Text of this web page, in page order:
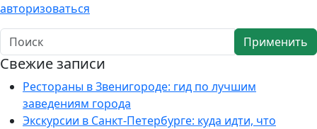
авторизоваться
Применить
Свежие записи
Рестораны в Звенигороде: гид по лучшим
заведениям города
Экскурсии в Санкт-Петербурге: куда идти, что